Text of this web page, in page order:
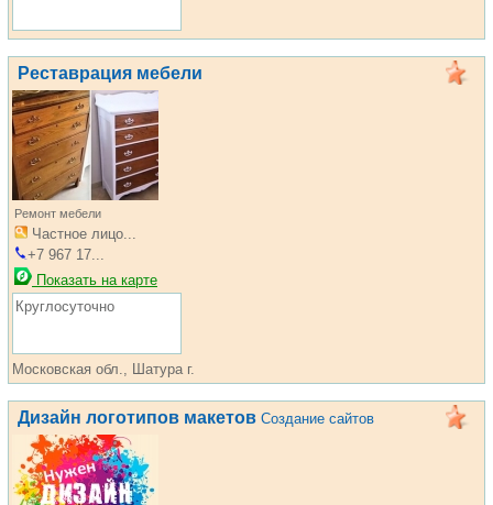
Реставрация мебели
Ремонт мебели
Частное лицо...
+7 967 17...
Показать на карте
Круглосуточно
Московская обл., Шатура г.
Дизайн логотипов макетов Создание сайтов